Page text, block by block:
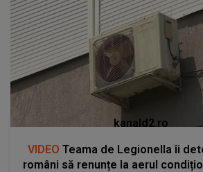
kanald2.ro
VIDEO Teama de Legionella îi
români să renunțe la aerul